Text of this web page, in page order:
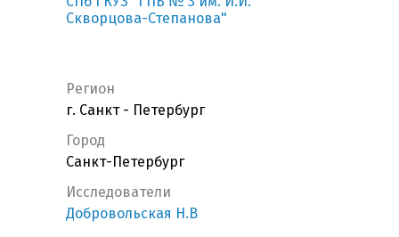
Скворцова-Степанова"
Регион
г. Санкт - Петербург
Город
Санкт-Петербург
Исследователи
Добровольская Н.В